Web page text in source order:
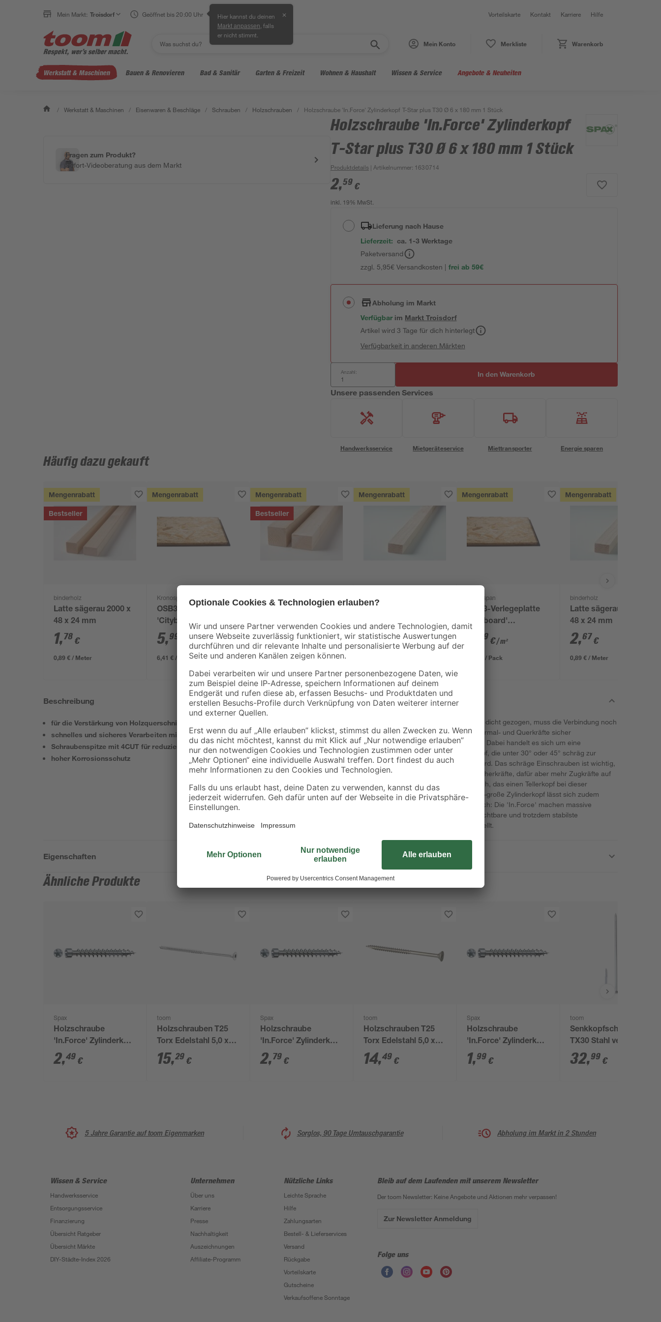
Mein Markt: Troisdorf Geöffnet bis 20:00 Uhr Hier kannst du deinen
Markt anpassen , falls
er nicht stimmt.
✕ Vorteilskarte Kontakt Karriere Hilfe
Mein Konto Merkliste Warenkorb
Werkstatt & Maschinen Bauen & Renovieren Bad & Sanitär Garten & Freizeit Wohnen & Haushalt Wissen & Service Angebote & Neuheiten
/ Werkstatt & Maschinen / Eisenwaren & Beschläge / Schrauben / Holzschrauben / Holzschraube 'In.Force' Zylinderkopf T-Star plus T30 Ø 6 x 180 mm 1 Stück
Fragen zum Produkt?
Sofort-Videoberatung aus dem Markt
Holzschraube 'In.Force' Zylinderkopf
T-Star plus T30 Ø 6 x 180 mm 1 Stück
Produktdetails | Artikelnummer: 1630714
2,59 €
inkl. 19% MwSt.
Lieferung nach Hause
Lieferzeit: ca. 1-3 Werktage
Paketversand
zzgl. 5,95€ Versandkosten | frei ab 59€
Abholung im Markt
Verfügbar im MarktTroisdorf
Artikel wird 3 Tage für dich hinterlegt
Verfügbarkeit in anderen Märkten
Anzahl: In den Warenkorb
Unsere passenden Services
Handwerksservice Mietgeräteservice Miettransporter Energie sparen
Häufig dazu gekauft
Mengenrabatt
Bestseller
binderholz
Latte sägerau 2000 x
48 x 24 mm
1,78 €
0,89 € / Meter
Mengenrabatt
Kronospan
OSB3-Verlegeplatte
'Cityboard'
ungeschliffen 1690 x
634 x 12 mm
5,99
/ m²
6,41 € / Pack
Mengenrabatt
Bestseller
binderholz
Rahmen sägerau
2000 x 58 x 38 mm
3,98€
1,99 € / Meter
Mengenrabatt
binderholz
48 x 24 mm
2,23 €
Mengenrabatt
Kronospan
OSB3-Verlegeplatte
'Cityboard'
ungeschliffen 1690 x
634 x 15 mm
59 €/ m²
8,12 € / Pack
Mengenrabatt
binderholz
Latte sägerau 3000 x
48 x 24 mm
2,67€
0,89 € / Meter
Beschreibung
für die Verstärkung von Holzquerschnitten und Holzanschlüssen geeignet
schnelles und sicheres Verarbeiten mit geringem Kraftaufwand
Schraubenspitze mit 4CUT für reduziertes Drehmoment und verringerte Spaltwirkung
hoher Korrosionsschutz
Sind im konstruktiven Holzbau zwei Holzbauteile dicht gezogen, muss die Verbindung noch
weiter verstärkt werden, um die auftretenden Normal- und Querkräfte sicher
aufzunehmen. Die Lösung dafür heißt 'In.Force'. Dabei handelt es sich um eine
Vollgewindeschraube mit Zylinder- oder Senkkopf, die unter 30° oder 45° schräg zur
Kraftrichtung durch beide Bauteile eingedreht wird. Das schräge Einschrauben ist wichtig,
damit unter Lasteinwirkung möglichst wenige Scherkräfte, dafür aber mehr Zugkräfte auf
die Schraube wirken. Das Vollgewinde ist es auch, das einen Tellerkopf bei dieser
Schraube überflüssig macht. Der gerade mal Bit-große Zylinderkopf lässt sich zudem
komplett im Holz versenken. Das bedeutet für dich: Die 'In.Force' machen massive
Verbindungsbeschläge überflüssig. Nahezu unsichtbare und trotzdem stabilste
Holzverbindungen werden ganz einfach hergestellt.
Eigenschaften
Ähnliche Produkte
Spax
Holzschraube
'In.Force' Zylinderkopf
T-Star plus T30 Ø 6 x
160 mm 1 Stück
2,49 €
toom
Holzschrauben T25
Torx Edelstahl 5,0 x
100 mm 15 Stück
15,29 €
Spax
Holzschraube
'In.Force' Zylinderkopf
T-Star plus T30 Ø 6 x
200 mm 1 Stück
2,79 €
toom
Holzschrauben T25
Torx Edelstahl 5,0 x
80 mm 25 Stück
14,49 €
Spax
Holzschraube
'In.Force' Zylinderkopf
T-Star plus T30 Ø 6 x
100 mm 1 Stück
1,99 €
toom
Senkkopfschraube
TX30 Stahl verzinkt Ø
6 x 200 mm 100 Stück
32,99 €
5 Jahre Garantie auf toom Eigenmarken Sorglos, 90 Tage Umtauschgarantie Abholung im Markt in 2 Stunden
Wissen & Service
Handwerksservice
Entsorgungsservice
Finanzierung
Übersicht Ratgeber
Übersicht Märkte
DIY-Städte-Index 2026
Unternehmen
Über uns
Karriere
Presse
Nachhaltigkeit
Auszeichnungen
Affiliate-Programm
Nützliche Links
Leichte Sprache
Hilfe
Zahlungsarten
Bestell- & Lieferservices
Versand
Rückgabe
Vorteilskarte
Gutscheine
Verkaufsoffene Sonntage
Bleib auf dem Laufenden mit unserem Newsletter
Der toom Newsletter: Keine Angebote und Aktionen mehr verpassen!
Zur Newsletter Anmeldung
Folge uns